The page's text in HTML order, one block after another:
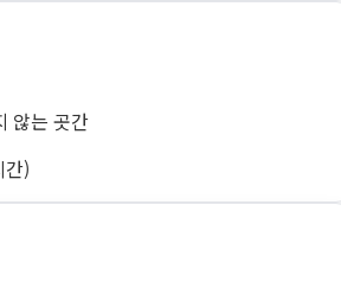
않는 곳간
간)